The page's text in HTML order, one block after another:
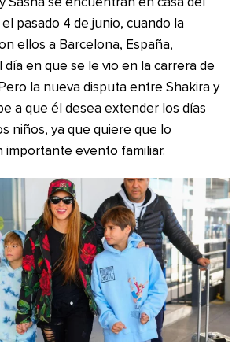
Sasha se encuentran en casa del
pasado 4 de junio, cuando la
ellos a Barcelona, España,
día en que se le vio en la carrera de
la nueva disputa entre Shakira y
a que él desea extender los días
niños, ya que quiere que lo
importante evento familiar.